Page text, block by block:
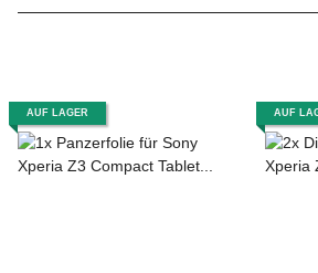
AUF LAGER AUF